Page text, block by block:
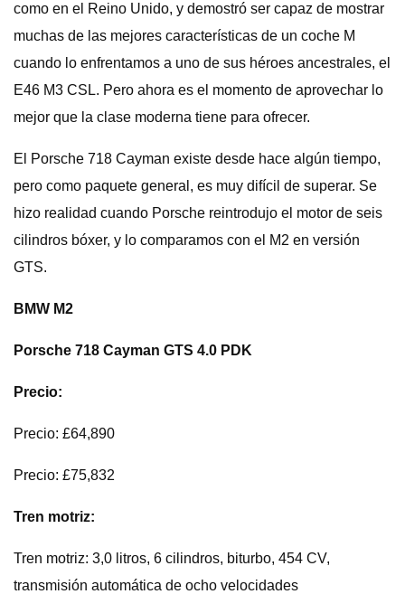
como en el Reino Unido, y demostró ser capaz de mostrar
muchas de las mejores características de un coche M
cuando lo enfrentamos a uno de sus héroes ancestrales, el
E46 M3 CSL. Pero ahora es el momento de aprovechar lo
mejor que la clase moderna tiene para ofrecer.
El Porsche 718 Cayman existe desde hace algún tiempo,
pero como paquete general, es muy difícil de superar. Se
hizo realidad cuando Porsche reintrodujo el motor de seis
cilindros bóxer, y lo comparamos con el M2 en versión
GTS.
BMW M2
Porsche 718 Cayman GTS 4.0 PDK
Precio:
Precio: £64,890
Precio: £75,832
Tren motriz:
Tren motriz: 3,0 litros, 6 cilindros, biturbo, 454 CV,
transmisión automática de ocho velocidades